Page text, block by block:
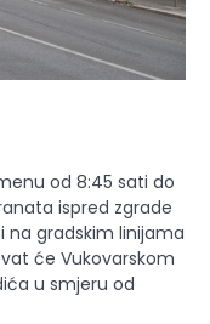
od 8:45 sati do
ispred zgrade
na gradskim linijama
će Vukovarskom
u smjeru od